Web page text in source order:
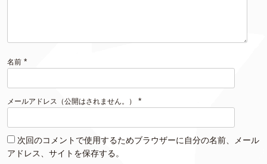
名前 *
メールアドレス（公開はされません。） *
次回のコメントで使用するためブラウザーに自分の名前、メール
アドレス、サイトを保存する。